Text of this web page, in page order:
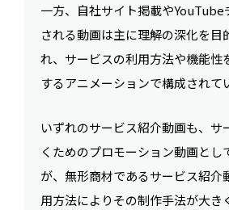
一方、自社サイト掲載や
される動画は主に理解の深化を目
れ、サービスの利用方法や機能性
するアニメーションで構成されて
いずれのサービス紹介動画も、サ
くためのプロモーション動画とし
が、無形商材であるサービス紹介
用方法によりその制作手法が大き